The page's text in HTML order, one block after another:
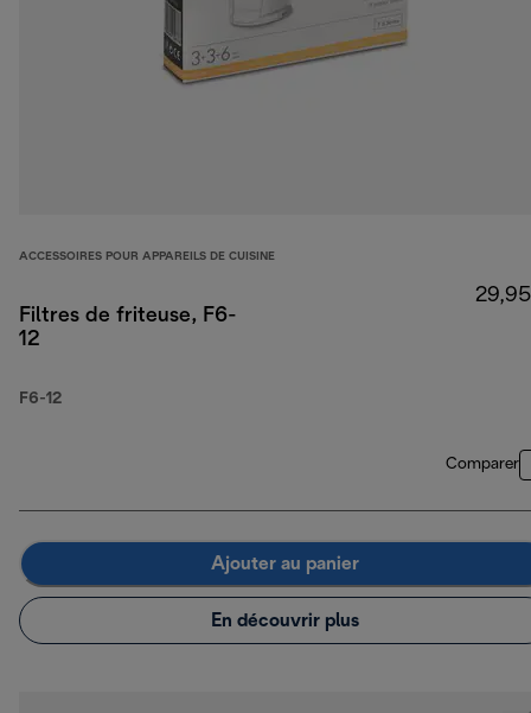
ACCESSOIRES POUR APPAREILS DE CUISINE
Filtres de friteuse, F6-
12
F6-12
Comparer
Ajouter au panier
En découvrir plus